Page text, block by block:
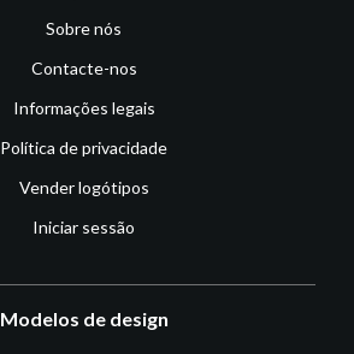
Sobre nós
Contacte-nos
Informações legais
Política de privacidade
Vender logótipos
Iniciar sessão
Modelos de design